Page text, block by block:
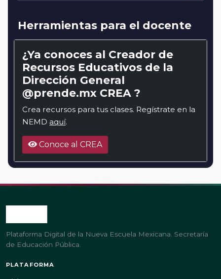
Herramientas para el docente
¿Ya conoces al Creador de
Recursos Educativos de la
Dirección General
@prende.mx CREA ?
Crea recursos para tus clases. Regístrate en la
NEMD aquí.
Conoce al CREA
Plataforma Digital de la Nueva Escuela Mexicana. Secretaría
de Educación Pública.
PLATAFORMA